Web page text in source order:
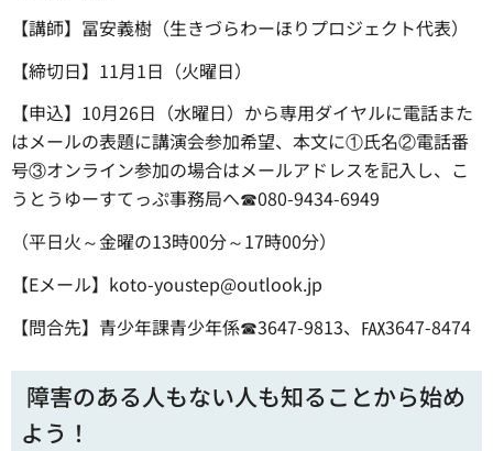
【講師】冨安義樹（生きづらわーほりプロジェクト代表）
【締切日】11月1日（火曜日）
【申込】10月26日（水曜日）から専用ダイヤルに電話また
はメールの表題に講演会参加希望、本文に①氏名②電話番
号③オンライン参加の場合はメールアドレスを記入し、こ
うとうゆーすてっぷ事務局へ☎080-9434-6949
（平日火～金曜の13時00分～17時00分）
【Eメール】koto-youstep@outlook.jp
【問合先】青少年課青少年係☎3647-9813、℻3647-8474
障害のある人もない人も知ることから始め
よう！